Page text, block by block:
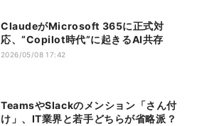
ClaudeがMicrosoft 365に正式対
応、“Copilot時代”に起きるAI共存
2026/05/08 17:42
TeamsやSlackのメンション「さん付
け」、IT業界と若手どちらが省略派？